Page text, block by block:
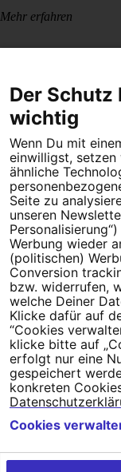
Mehr erfahren
Dein Engagement
Millionen Menschen an.
Newsletter bestellen
Campact e.V.
IBAN DE95 2‍5‍1‍2
SozialBank
Direkt online spenden
NewsletterHilfe und
FAQKontakt
Der Schutz
wichtig
Wenn Du mit
einwilligst,
ähnliche
Seite zu
unseren
Werbung wieder
(politischen)
Conversion
bzw. widerrufen,
welche Deiner
Klicke dafür auf
“Cookies
klicke bitte auf
erfolgt nur eine
gespeichert
konkreten
Cookies